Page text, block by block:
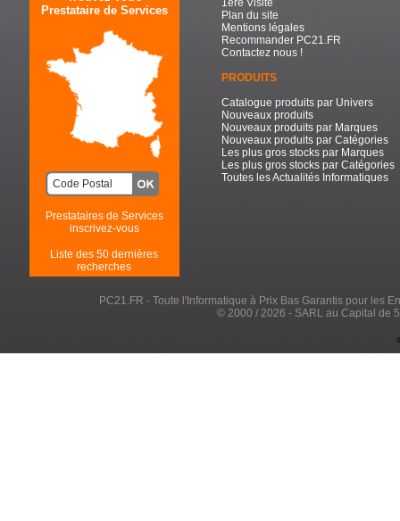
Prestataire de Services
Prestataires de Services
inscrivez-vous
Liste des 50 dernières
recherches
Plan du site
Mentions légales
Recommander PC21.FR
Contactez nous !
PRODUITS
Catalogue produits par Univers
Nouveaux produits
Nouveaux produits par Marques
Nouveaux produits par Catégories
Les plus gros stocks par Marques
Les plus gros stocks par Catégories
Toutes les Actualités Informatiques
PC21.FR - Toute l'Informatique à Prix Bas Garantis pour les
© 2000 / 2026 - SARL au Capital de